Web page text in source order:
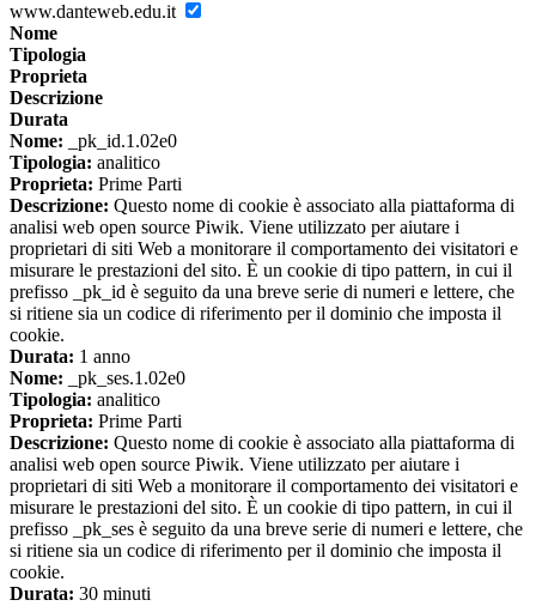
www.danteweb.edu.it
Nome
Tipologia
Proprieta
Descrizione
Durata
Nome: _pk_id.1.02e0
Tipologia: analitico
Proprieta: Prime Parti
Descrizione: Questo nome di cookie è associato alla piattaforma di
analisi web open source Piwik. Viene utilizzato per aiutare i
proprietari di siti Web a monitorare il comportamento dei visitatori e
misurare le prestazioni del sito. È un cookie di tipo pattern, in cui il
prefisso _pk_id è seguito da una breve serie di numeri e lettere, che
si ritiene sia un codice di riferimento per il dominio che imposta il
cookie.
Durata: 1 anno
Nome: _pk_ses.1.02e0
Tipologia: analitico
Proprieta: Prime Parti
Descrizione: Questo nome di cookie è associato alla piattaforma di
analisi web open source Piwik. Viene utilizzato per aiutare i
proprietari di siti Web a monitorare il comportamento dei visitatori e
misurare le prestazioni del sito. È un cookie di tipo pattern, in cui il
prefisso _pk_ses è seguito da una breve serie di numeri e lettere, che
si ritiene sia un codice di riferimento per il dominio che imposta il
cookie.
Durata: 30 minuti